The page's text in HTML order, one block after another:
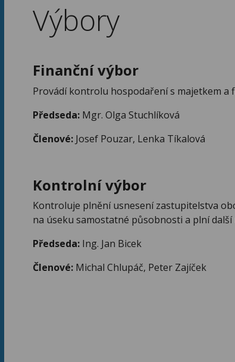
Výbory
Finanční výbor
Provádí kontrolu hospodaření s majetkem
Předseda: Mgr. Olga Stuchlíková
Členové: Josef Pouzar, Lenka Tíkalová
Kontrolní výbor
Kontroluje plnění usnesení zastupitelstva
na úseku samostatné působnosti a plní
Předseda: Ing. Jan Bicek
Členové: Michal Chlupáč, Peter Zajíček